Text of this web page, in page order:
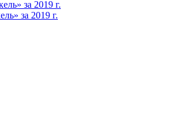
за 2019 г.
за 2019 г.